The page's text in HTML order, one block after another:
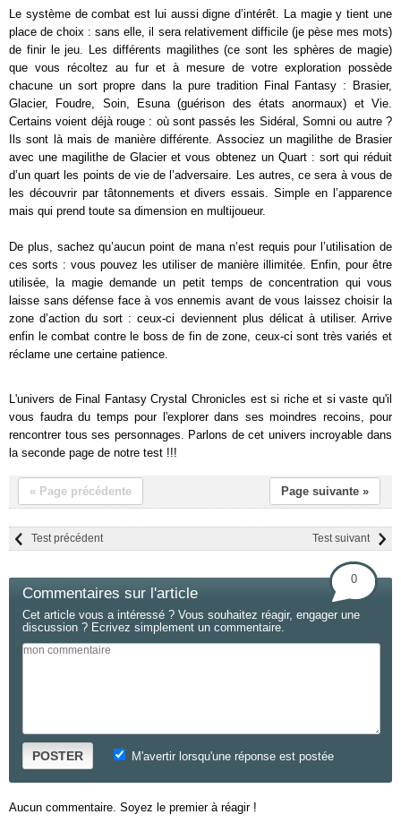
Le système de combat est lui aussi digne d’intérêt. La magie y tient une
place de choix : sans elle, il sera relativement difficile (je pèse mes mots)
de finir le jeu. Les différents magilithes (ce sont les sphères de magie)
que vous récoltez au fur et à mesure de votre exploration possède
chacune un sort propre dans la pure tradition Final Fantasy : Brasier,
Glacier, Foudre, Soin, Esuna (guérison des états anormaux) et Vie.
Certains voient déjà rouge : où sont passés les Sidéral, Somni ou autre ?
Ils sont là mais de manière différente. Associez un magilithe de Brasier
avec une magilithe de Glacier et vous obtenez un Quart : sort qui réduit
d’un quart les points de vie de l’adversaire. Les autres, ce sera à vous de
les découvrir par tâtonnements et divers essais. Simple en l’apparence
mais qui prend toute sa dimension en multijoueur.
De plus, sachez qu’aucun point de mana n’est requis pour l’utilisation de
ces sorts : vous pouvez les utiliser de manière illimitée. Enfin, pour être
utilisée, la magie demande un petit temps de concentration qui vous
laisse sans défense face à vos ennemis avant de vous laissez choisir la
zone d’action du sort : ceux-ci deviennent plus délicat à utiliser. Arrive
enfin le combat contre le boss de fin de zone, ceux-ci sont très variés et
réclame une certaine patience.
L'univers de Final Fantasy Crystal Chronicles est si riche et si vaste qu'il
vous faudra du temps pour l'explorer dans ses moindres recoins, pour
rencontrer tous ses personnages. Parlons de cet univers incroyable dans
la seconde page de notre test !!!
« Page précédente Page suivante »
Test suivant
Test précédent
Commentaires sur l'article
0
Cet article vous a intéressé ? Vous souhaitez réagir, engager une
discussion ? Ecrivez simplement un commentaire.
POSTER M'avertir lorsqu'une réponse est postée
Aucun commentaire. Soyez le premier à réagir !